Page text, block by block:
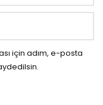
için adım, e-posta